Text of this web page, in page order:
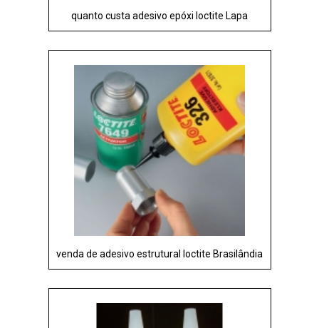
quanto custa adesivo epóxi loctite Lapa
venda de adesivo estrutural loctite Brasilândia